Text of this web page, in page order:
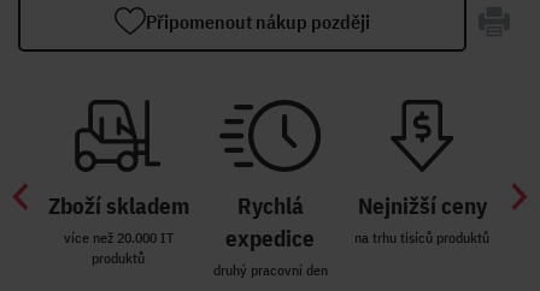
Připomenout nákup později
Zboží skladem
více než 20.000 IT
produktů
Rychlá
expedice
druhý pracovní den
Nejnižší ceny
na trhu tisíců produktů